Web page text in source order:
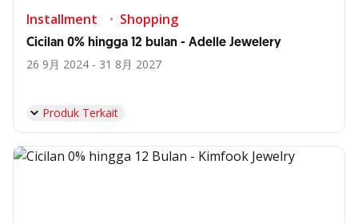
Installment Shopping
Cicilan 0% hingga 12 bulan - Adelle Jewelery
26 9月 2024 - 31 8月 2027
Produk Terkait